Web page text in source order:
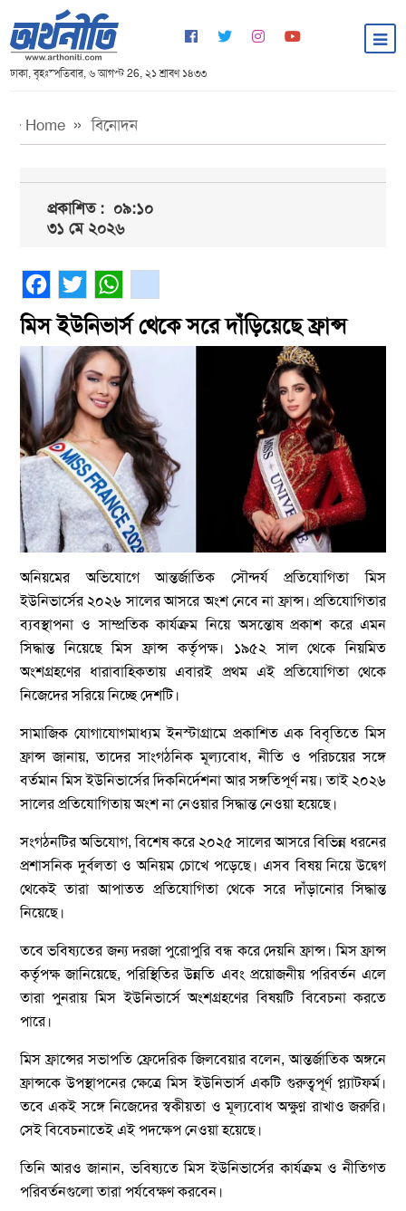
ঢাকা, বৃহঃস্পতিবার, ৬ আগস্ট 26, ২১ শ্রাবণ ১৪৩৩
Home বিনোদন
প্রকাশিত :০৯:১০
৩১ মে ২০২৬
মিস ইউনিভার্স থেকে সরে দাঁড়িয়েছে ফ্রান্স
অনিয়মের অভিযোগে আন্তর্জাতিক সৌন্দর্য প্রতিযোগিতা মিস
ইউনিভার্সের ২০২৬ সালের আসরে অংশ নেবে না ফ্রান্স। প্রতিযোগিতার
ব্যবস্থাপনা ও সাম্প্রতিক কার্যক্রম নিয়ে অসন্তোষ প্রকাশ করে এমন
সিদ্ধান্ত নিয়েছে মিস ফ্রান্স কর্তৃপক্ষ। ১৯৫২ সাল থেকে নিয়মিত
অংশগ্রহণের ধারাবাহিকতায় এবারই প্রথম এই প্রতিযোগিতা থেকে
নিজেদের সরিয়ে নিচ্ছে দেশটি।
সামাজিক যোগাযোগমাধ্যম ইনস্টাগ্রামে প্রকাশিত এক বিবৃতিতে মিস
ফ্রান্স জানায়, তাদের সাংগঠনিক মূল্যবোধ, নীতি ও পরিচয়ের সঙ্গে
বর্তমান মিস ইউনিভার্সের দিকনির্দেশনা আর সঙ্গতিপূর্ণ নয়। তাই ২০২৬
সালের প্রতিযোগিতায় অংশ না নেওয়ার সিদ্ধান্ত নেওয়া হয়েছে।
সংগঠনটির অভিযোগ, বিশেষ করে ২০২৫ সালের আসরে বিভিন্ন ধরনের
প্রশাসনিক দুর্বলতা ও অনিয়ম চোখে পড়েছে। এসব বিষয় নিয়ে উদ্বেগ
থেকেই তারা আপাতত প্রতিযোগিতা থেকে সরে দাঁড়ানোর সিদ্ধান্ত
নিয়েছে।
তবে ভবিষ্যতের জন্য দরজা পুরোপুরি বন্ধ করে দেয়নি ফ্রান্স। মিস ফ্রান্স
কর্তৃপক্ষ জানিয়েছে, পরিস্থিতির উন্নতি এবং প্রয়োজনীয় পরিবর্তন এলে
তারা পুনরায় মিস ইউনিভার্সে অংশগ্রহণের বিষয়টি বিবেচনা করতে
পারে।
মিস ফ্রান্সের সভাপতি ফ্রেদেরিক জিলবেয়ার বলেন, আন্তর্জাতিক অঙ্গনে
ফ্রান্সকে উপস্থাপনের ক্ষেত্রে মিস ইউনিভার্স একটি গুরুত্বপূর্ণ প্ল্যাটফর্ম।
তবে একই সঙ্গে নিজেদের স্বকীয়তা ও মূল্যবোধ অক্ষুণ্ন রাখাও জরুরি।
সেই বিবেচনাতেই এই পদক্ষেপ নেওয়া হয়েছে।
তিনি আরও জানান, ভবিষ্যতে মিস ইউনিভার্সের কার্যক্রম ও নীতিগত
পরিবর্তনগুলো তারা পর্যবেক্ষণ করবেন।